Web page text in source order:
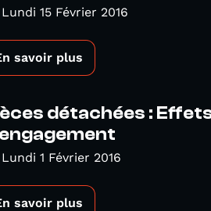
Lundi 15 Février 2016
savoir plus
détachées :
Lundi 1 Février 2016
savoir plus